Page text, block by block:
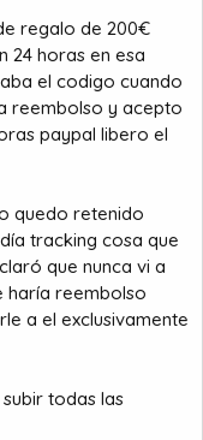
código, decidió
tener mucho
mismo, aprovechar
cantidad y
el segundo
a sacarle el
el KARMA acabara
llama J M G
si lo conoces
regalo de 200€
24 horas en esa
el codigo cuando
reembolso y acepto
paypal libero el
quedo retenido
tracking cosa que
que nunca vi a
haría reembolso
a el exclusivamente
todas las